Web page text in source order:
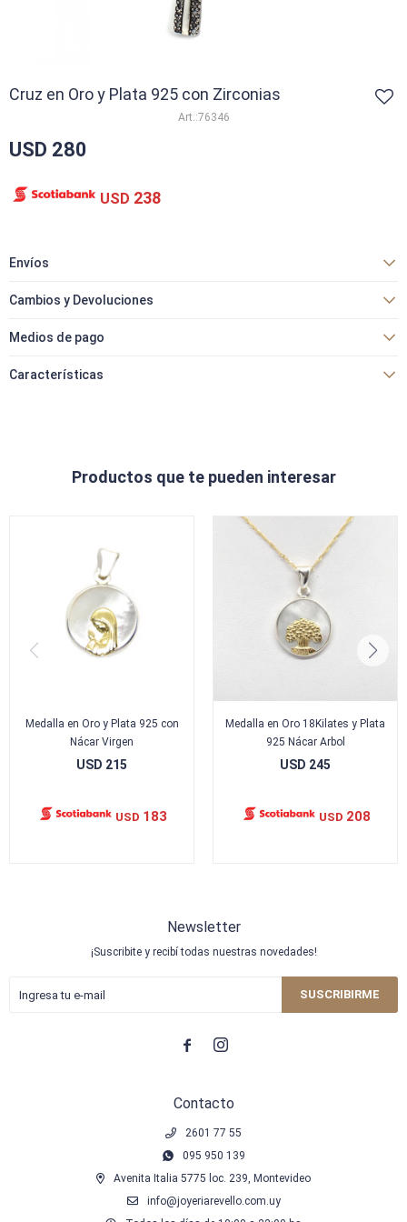
Cruz en Oro y Plata 925 con Zirconias
76346
USD 280
USD 238
Envíos
Cambios y Devoluciones
Medios de pago
Características
Productos que te pueden interesar
Medalla en Oro y Plata 925 con
Nácar Virgen
USD 215
USD 183
Medalla en Oro 18Kilates y Plata
925 Nácar Arbol
USD 245
USD 208
Contacto
2601 77 55
095 950 139
Avenita Italia 5775 loc. 239, Montevideo
info@joyeriarevello.com.uy
Newsletter
¡Suscribite y recibí todas nuestras novedades!
SUSCRIBIRME
 